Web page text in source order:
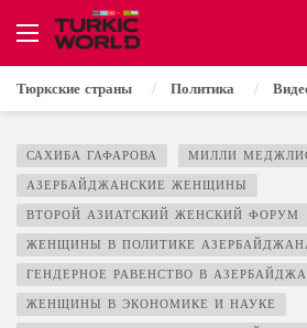
Тюркские страны Политика
САХИБА ГАФАРОВА МИЛЛИ
АЗЕРБАЙДЖАНСКИЕ ЖЕНЩИНЫ
ВТОРОЙ АЗИАТСКИЙ ЖЕНСКИЙ ФОРУМ
ЖЕНЩИНЫ В ПОЛИТИКЕ
ГЕНДЕРНОЕ РАВЕНСТВО В
ЖЕНЩИНЫ В ЭКОНОМИКЕ И НАУКЕ